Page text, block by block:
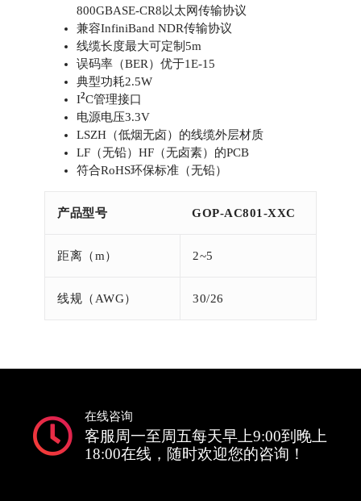
800GBASE-CR8以太网传输协议
兼容InfiniBand NDR传输协议
线缆长度最大可定制5m
误码率（BER）优于1E-15
典型功耗2.5W
I2C管理接口
电源电压3.3V
LSZH（低烟无卤）的线缆外层材质
LF（无铅）HF（无卤素）的PCB
符合RoHS环保标准（无铅）
产品型号 GOP-AC801-XXC
距离（m） 2~5
线规（AWG） 30/26
在线咨询
客服周一至周五每天早上9:00到晚上
18:00在线，随时欢迎您的咨询！